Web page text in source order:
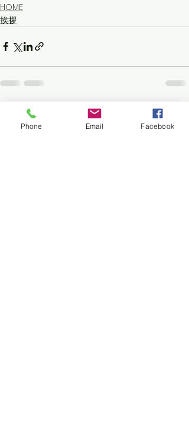
HOME
挨拶
最新記事 すべて表示
Phone Email Facebook